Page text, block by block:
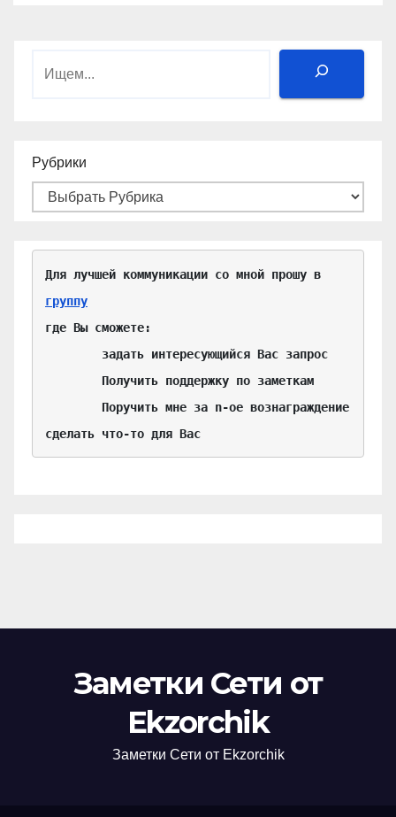
Поиск
Рубрики
группу
где Вы сможете:
сделать что-то для Вас
Заметки Сети от
Ekzorchik
Заметки Сети от Ekzorchik